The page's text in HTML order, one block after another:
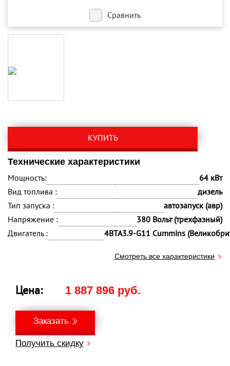
Сравнить
КУПИТЬ
Технические характеристики
Мощность:
64 кВт
Вид топлива :
дизель
Тип запуска :
автозапуск (авр)
Напряжение :
380 Вольт (трехфазный)
Двигатель :
4ВTA3.9-G11 Cummins
Смотреть все характеристики
Цена: 1 887 896 руб.
Заказать
Получить скидку